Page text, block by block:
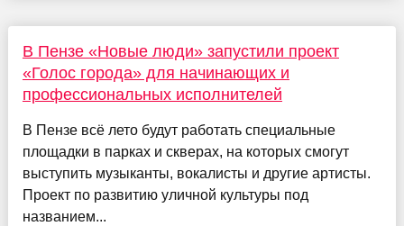
В Пензе «Новые люди» запустили проект
«Голос города» для начинающих и
профессиональных исполнителей
В Пензе всё лето будут работать специальные
площадки в парках и скверах, на которых смогут
выступить музыканты, вокалисты и другие артисты.
Проект по развитию уличной культуры под
названием...